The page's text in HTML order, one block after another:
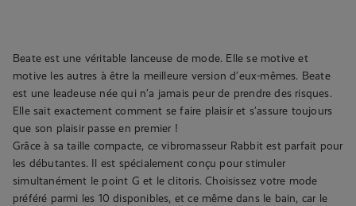
Beate est une véritable lanceuse de mode. Elle se motive et
motive les autres à être la meilleure version d’eux-mêmes. Beate
est une leadeuse née qui n’a jamais peur de prendre des risques.
Elle sait exactement comment se faire plaisir et s’assure toujours
que son plaisir passe en premier !
Grâce à sa taille compacte, ce vibromasseur Rabbit est parfait pour
les débutantes. Il est spécialement conçu pour stimuler
simultanément le point G et le clitoris. Choisissez votre mode
préféré parmi les 10 disponibles, et ce même dans le bain, car le